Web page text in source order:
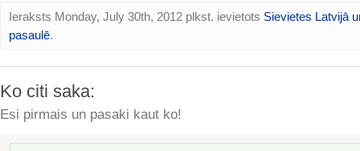
Ieraksts Monday, July 30th, 2012 plkst. ievietots Sievietes Latvijā
pasaulē.
Ko citi saka:
Esi pirmais un pasaki kaut ko!